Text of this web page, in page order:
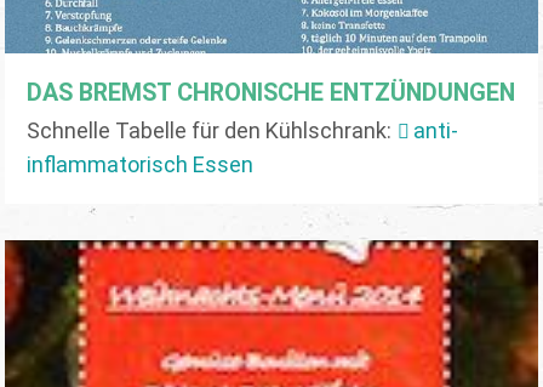
DAS BREMST CHRONISCHE ENTZÜNDUNGEN
Schnelle Tabelle für den Kühlschrank:
anti-
inflammatorisch Essen